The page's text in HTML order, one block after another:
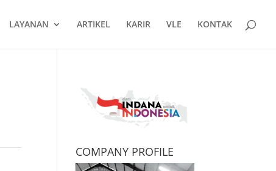
LAYANAN ARTIKEL KARIR VLE KONTAK
COMPANY PROFILE